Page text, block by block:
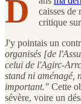
D
caisses de
critique
J'y pointais un
organisés [de
celui de l'Agirc-
stand ni aménagé,
important." Cette
sévère, voire un